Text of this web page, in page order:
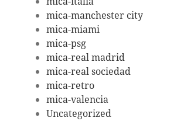
mica-manchester city
mica-miami
mica-psg
mica-real madrid
mica-real sociedad
mica-retro
mica-valencia
Uncategorized